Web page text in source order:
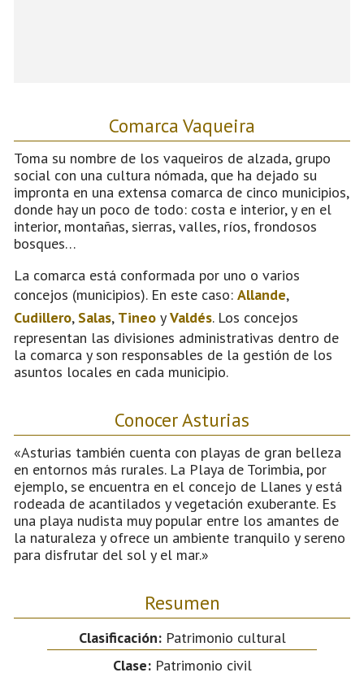
Comarca Vaqueira
Toma su nombre de los vaqueiros de alzada, grupo
social con una cultura nómada, que ha dejado su
impronta en una extensa comarca de cinco municipios,
donde hay un poco de todo: costa e interior, y en el
interior, montañas, sierras, valles, ríos, frondosos
bosques…
La comarca está conformada por uno o varios
concejos (municipios). En este caso: Allande,
Cudillero, Salas, Tineo yValdés. Los concejos
representan las divisiones administrativas dentro de
la comarca y son responsables de la gestión de los
asuntos locales en cada municipio.
Conocer Asturias
«Asturias también cuenta con playas de gran belleza
en entornos más rurales. La Playa de Torimbia, por
ejemplo, se encuentra en el concejo de Llanes y está
rodeada de acantilados y vegetación exuberante. Es
una playa nudista muy popular entre los amantes de
la naturaleza y ofrece un ambiente tranquilo y sereno
para disfrutar del sol y el mar.»
Resumen
Clasificación:Patrimonio cultural
Clase:Patrimonio civil